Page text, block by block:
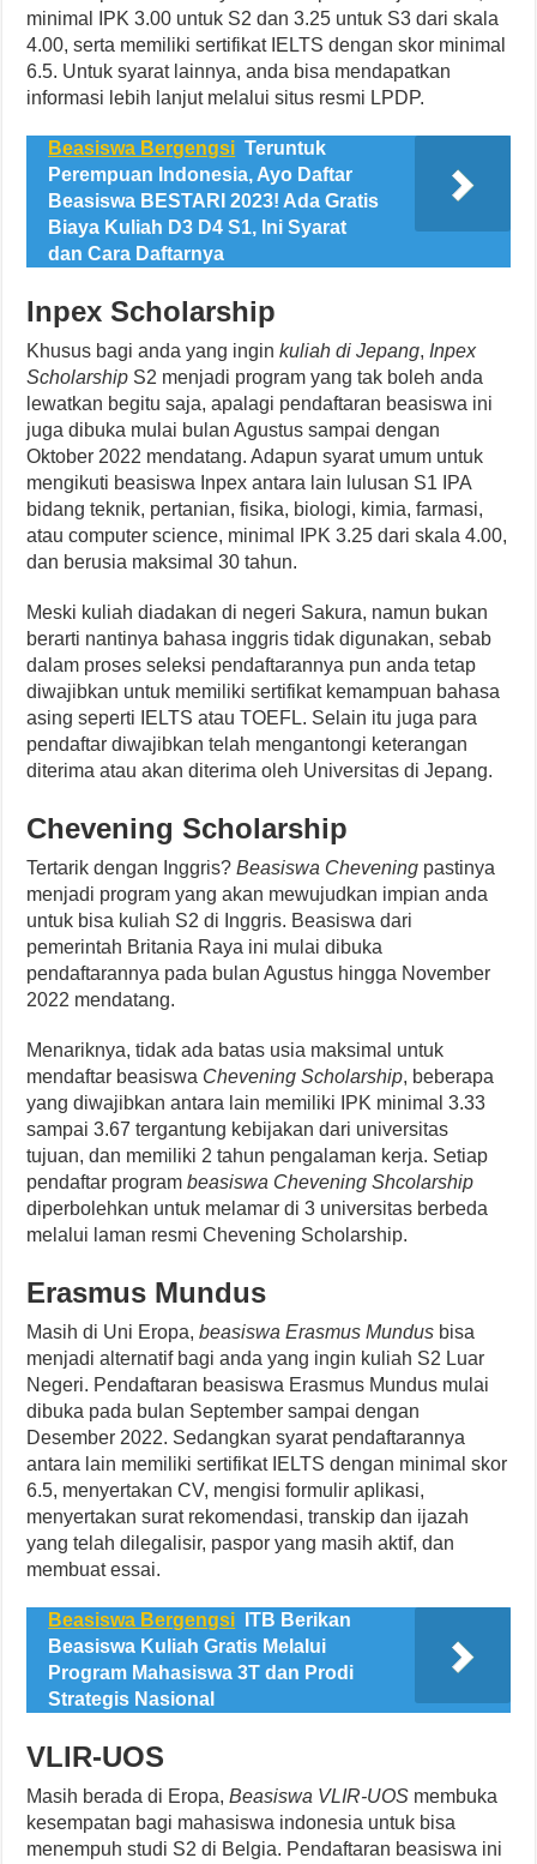
minimal IPK 3.00 untuk S2 dan 3.25 untuk S3 dari skala
4.00, serta memiliki sertifikat IELTS dengan skor minimal
6.5. Untuk syarat lainnya, anda bisa mendapatkan
informasi lebih lanjut melalui situs resmi LPDP.
Beasiswa Bergengsi Teruntuk
Perempuan Indonesia, Ayo Daftar
Beasiswa BESTARI 2023! Ada Gratis
Biaya Kuliah D3 D4 S1, Ini Syarat
dan Cara Daftarnya
Inpex Scholarship
Khusus bagi anda yang inginkuliah di Jepang, Inpex
Scholarship S2 menjadi program yang tak boleh anda
lewatkan begitu saja, apalagi pendaftaran beasiswa ini
juga dibuka mulai bulan Agustus sampai dengan
Oktober 2022 mendatang. Adapun syarat umum untuk
mengikuti beasiswa Inpex antara lain lulusan S1 IPA
bidang teknik, pertanian, fisika, biologi, kimia, farmasi,
atau computer science, minimal IPK 3.25 dari skala 4.00,
dan berusia maksimal 30 tahun.
Meski kuliah diadakan di negeri Sakura, namun bukan
berarti nantinya bahasa inggris tidak digunakan, sebab
dalam proses seleksi pendaftarannya pun anda tetap
diwajibkan untuk memiliki sertifikat kemampuan bahasa
asing seperti IELTS atau TOEFL. Selain itu juga para
pendaftar diwajibkan telah mengantongi keterangan
diterima atau akan diterima oleh Universitas di Jepang.
Chevening Scholarship
Tertarik dengan Inggris?Beasiswa Chevening pastinya
menjadi program yang akan mewujudkan impian anda
untuk bisa kuliah S2 di Inggris. Beasiswa dari
pemerintah Britania Raya ini mulai dibuka
pendaftarannya pada bulan Agustus hingga November
2022 mendatang.
Menariknya, tidak ada batas usia maksimal untuk
mendaftar beasiswa Chevening Scholarship, beberapa
yang diwajibkan antara lain memiliki IPK minimal 3.33
sampai 3.67 tergantung kebijakan dari universitas
tujuan, dan memiliki 2 tahun pengalaman kerja. Setiap
pendaftar programbeasiswa Chevening Shcolarship
diperbolehkan untuk melamar di 3 universitas berbeda
melalui laman resmi Chevening Scholarship.
Erasmus Mundus
Masih di Uni Eropa,beasiswa Erasmus Mundus bisa
menjadi alternatif bagi anda yang ingin kuliah S2 Luar
Negeri. Pendaftaran beasiswa Erasmus Mundus mulai
dibuka pada bulan September sampai dengan
Desember 2022. Sedangkan syarat pendaftarannya
antara lain memiliki sertifikat IELTS dengan minimal skor
6.5, menyertakan CV, mengisi formulir aplikasi,
menyertakan surat rekomendasi, transkip dan ijazah
yang telah dilegalisir, paspor yang masih aktif, dan
membuat essai.
Beasiswa Bergengsi
ITB Berikan
Beasiswa Kuliah Gratis Melalui
Program Mahasiswa 3T dan Prodi
Strategis Nasional
VLIR-UOS
Masih berada di Eropa,Beasiswa VLIR-UOS membuka
kesempatan bagi mahasiswa indonesia untuk bisa
menempuh studi S2 di Belgia. Pendaftaran beasiswa ini